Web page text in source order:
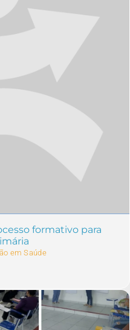
formativo para
em Saúde